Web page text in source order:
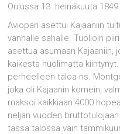
Oulussa 13. heinäkuuta 1849.
Aviopari asettui Kajaaniin
vanhalle sahalle. Tuolloin
asettua asumaan Kajaaniin,
kaikesta huolimatta
perheelleen taloa ns.
joka oli Kajaanin komein,
maksoi kaikkiaan 4000
neljän vuoden
tässä talossa vain